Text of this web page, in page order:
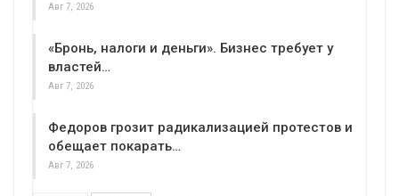
Авг 7, 2026
«Бронь, налоги и деньги». Бизнес требует у
властей…
Авг 7, 2026
Федоров грозит радикализацией протестов и
обещает покарать…
Авг 7, 2026